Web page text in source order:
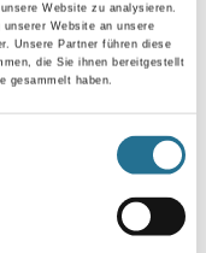
Website zu analysieren.
Website an unsere
Unsere Partner führen diese
die Sie ihnen bereitgestellt
gesammelt haben.